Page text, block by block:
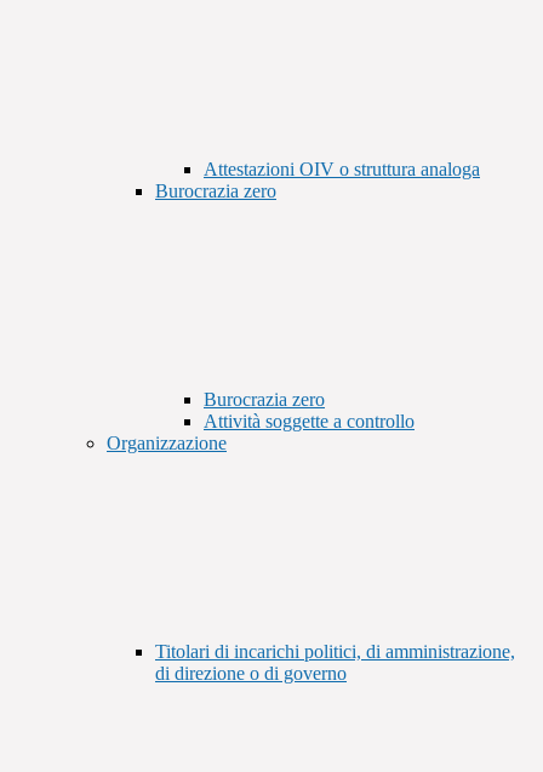
Attestazioni OIV o struttura analoga
Burocrazia zero
Burocrazia zero
Attività soggette a controllo
Organizzazione
Titolari di incarichi politici, di amministrazione,
di direzione o di governo